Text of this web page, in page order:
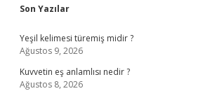
Sidebar
Son Yazılar
Yeşil kelimesi türemiş midir ?
Ağustos 9, 2026
Kuvvetin eş anlamlısı nedir ?
Ağustos 8, 2026